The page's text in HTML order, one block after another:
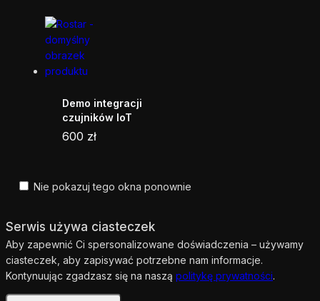
Demo integracji
czujników IoT
600 zł
Nie pokazuj tego okna ponownie
Serwis używa ciasteczek
Aby zapewnić Ci spersonalizowane doświadczenia – używamy
ciasteczek, aby zapisywać potrzebne nam informacje.
Kontynuując zgadzasz się na naszą politykę prywatności.